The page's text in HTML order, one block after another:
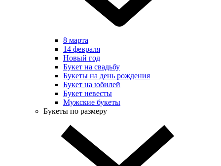
8 марта
14 февраля
Новый год
Букет на свадьбу
Букеты на день рождения
Букет на юбилей
Букет невесты
Мужские букеты
Букеты по размеру